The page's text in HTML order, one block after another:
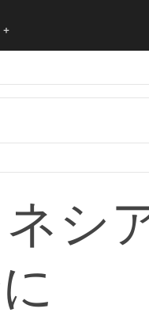
languages
シ